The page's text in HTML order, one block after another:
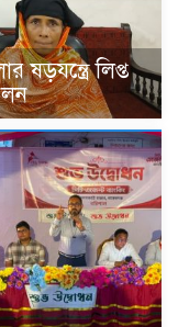
ষড়যন্ত্রে লিপ্ত